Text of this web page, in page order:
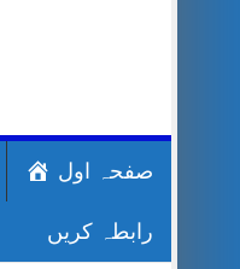
صفحہ اول
رابطہ کریں